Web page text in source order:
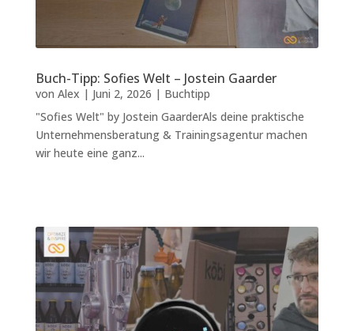
Buch-Tipp: Sofies Welt – Jostein Gaarder
von Alex | Juni 2, 2026 | Buchtipp
"Sofies Welt" by Jostein GaarderAls deine praktische
Unternehmensberatung & Trainingsagentur machen
wir heute eine ganz...